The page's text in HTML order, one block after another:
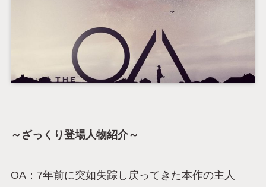
～ざっくり登場人物紹介～
OA：7年前に突如失踪し戻ってきた本作の主人